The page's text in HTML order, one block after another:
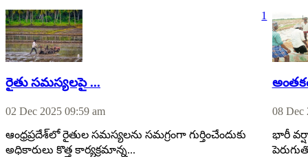
రైతు సమస్యలపై ...
02 Dec 2025 09:59 am
ఆంధ్రప్రదేశ్‌లో రైతుల సమస్యలను సమగ్రంగా గుర్తించేందుకు
అధికారులు కొత్త కార్యక్రమాన్న...
08 Dec
భారీ
1